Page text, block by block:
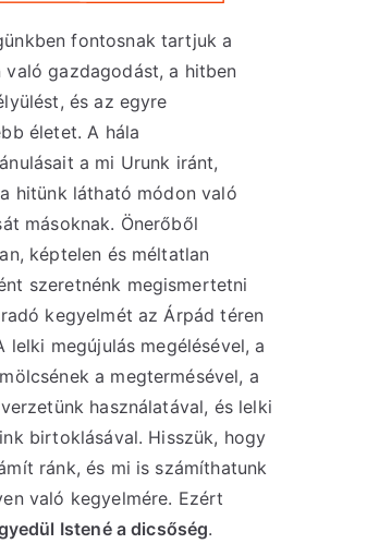
fontosnak tartjuk a
való gazdagodást, a hitben
és az egyre
életet. A hála
a mi Urunk iránt,
hitünk látható módon való
másoknak. Önerőből
képtelen és méltatlan
szeretnénk megismertetni
kegyelmét az Árpád téren
lelki megújulás megélésével, a
a megtermésével, a
használatával, és lelki
birtoklásával. Hisszük, hogy
ránk, és mi is számíthatunk
való kegyelmére. Ezért
Istené a dicsőség.